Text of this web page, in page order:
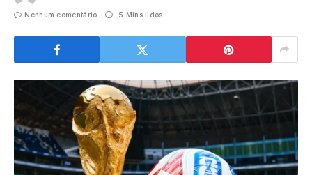
Nenhum comentário 5 Mins lidos